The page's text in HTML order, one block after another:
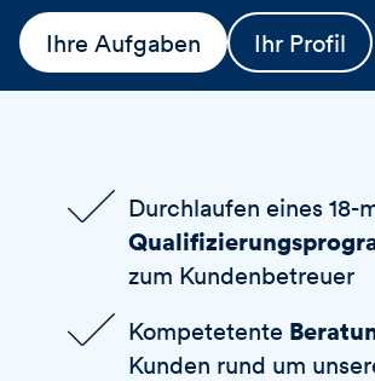
Ihre Aufgaben Ihr Profil
Durchlaufen eines 18-
zum Kundenbetreuer
Kompetetente
Kunden rund um